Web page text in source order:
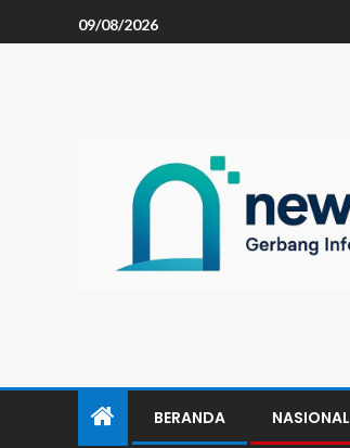
09/08/2026
BERANDA NASIONAL